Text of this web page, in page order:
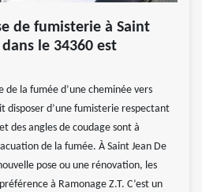
de fumisterie à Saint
le 34360 est
la fumée d’une cheminée vers
disposer d’une fumisterie respectant
des angles de coudage sont à
de la fumée. À Saint Jean De
pose ou une rénovation, les
à Ramonage Z.T. C’est un